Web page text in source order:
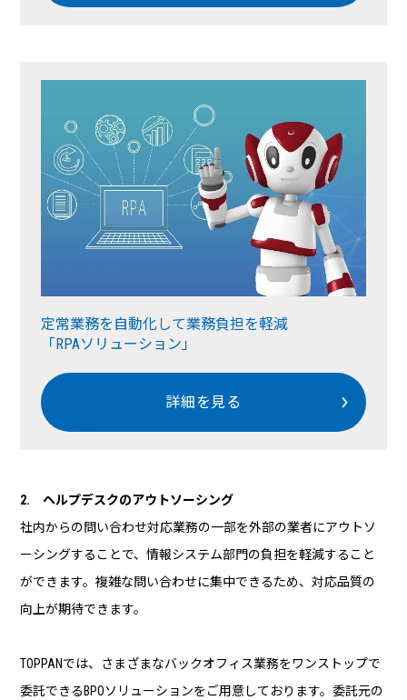
定常業務を自動化して業務負担を軽減
「RPAソリューション」
詳細を見る
2. ヘルプデスクのアウトソーシング
社内からの問い合わせ対応業務の一部を外部の業者にアウトソ
ーシングすることで、情報システム部門の負担を軽減すること
ができます。複雑な問い合わせに集中できるため、対応品質の
向上が期待できます。
TOPPANでは、さまざまなバックオフィス業務をワンストップで
委託できるBPOソリューションをご用意しております。委託元の